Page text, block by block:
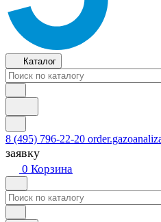
Каталог
8 (495) 796-22-20
заявку
0 Корзина